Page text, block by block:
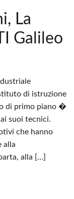
La
Galileo
di istruzione
di primo piano �
suoi tecnici.
che hanno
alla
alla […]